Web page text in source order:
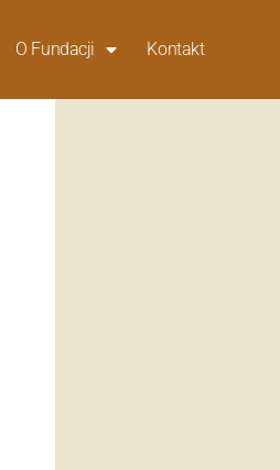
O Fundacji Kontakt